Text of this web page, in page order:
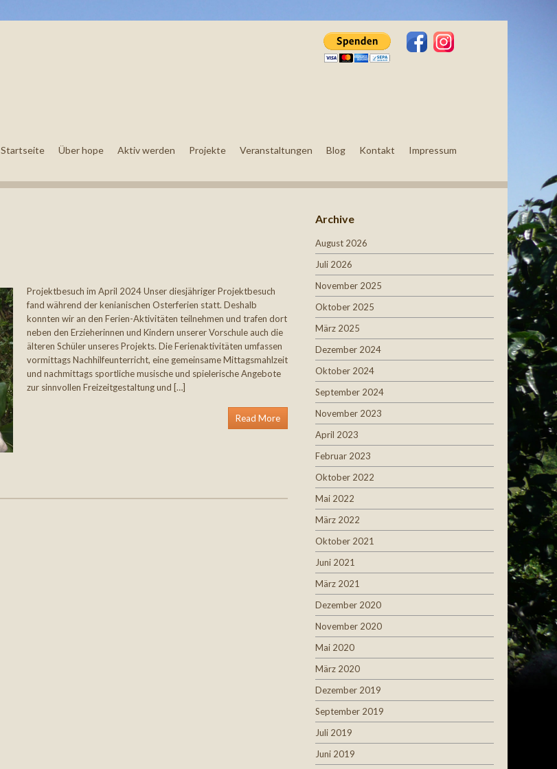
Startseite Über hope Aktiv werden Projekte Veranstaltungen Blog Kontakt Impressum
Projektbesuch im April 2024 Unser diesjähriger Projektbesuch
fand während der kenianischen Osterferien statt. Deshalb
konnten wir an den Ferien-Aktivitäten teilnehmen und trafen dort
neben den Erzieherinnen und Kindern unserer Vorschule auch die
älteren Schüler unseres Projekts. Die Ferienaktivitäten umfassen
vormittags Nachhilfeunterricht, eine gemeinsame Mittagsmahlzeit
und nachmittags sportliche musische und spielerische Angebote
zur sinnvollen Freizeitgestaltung und […]
Read More
Archive
August 2026
Juli 2026
November 2025
Oktober 2025
März 2025
Dezember 2024
Oktober 2024
September 2024
November 2023
April 2023
Februar 2023
Oktober 2022
Mai 2022
März 2022
Oktober 2021
Juni 2021
März 2021
Dezember 2020
November 2020
Mai 2020
März 2020
Dezember 2019
September 2019
Juli 2019
Juni 2019